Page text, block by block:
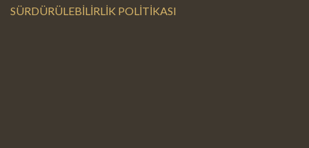
SÜRDÜRÜLEBİLİRLİK POLİTİKASI